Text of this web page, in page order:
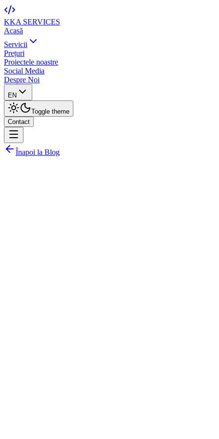
KKA SERVICES
Acasă
Servicii
Prețuri
Proiectele noastre
Social Media
Despre Noi
EN
Toggle theme
Contact
Înapoi la Blog